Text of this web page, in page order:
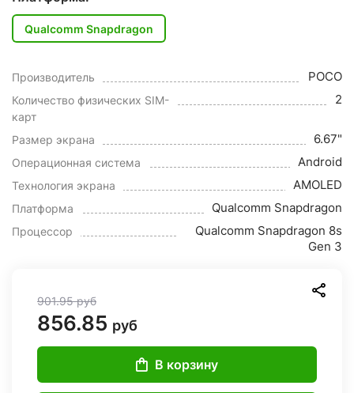
Qualcomm Snapdragon
Производитель POCO
Количество физических SIM-
карт
2
Размер экрана 6.67"
Операционная система Android
Технология экрана AMOLED
Платформа Qualcomm Snapdragon
Процессор
Qualcomm Snapdragon 8s
Gen 3
901.95руб
856.85 руб
В корзину